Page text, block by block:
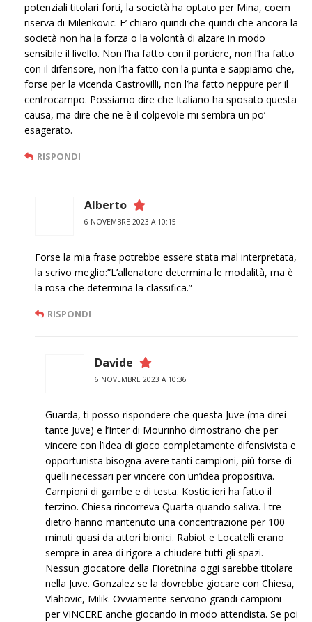
potenziali titolari forti, la società ha optato per Mina, coem
riserva di Milenkovic. E’ chiaro quindi che quindi che ancora la
società non ha la forza o la volontà di alzare in modo
sensibile il livello. Non l’ha fatto con il portiere, non l’ha fatto
con il difensore, non l’ha fatto con la punta e sappiamo che,
forse per la vicenda Castrovilli, non l’ha fatto neppure per il
centrocampo. Possiamo dire che Italiano ha sposato questa
causa, ma dire che ne è il colpevole mi sembra un po’
esagerato.
RISPONDI
Alberto
6 NOVEMBRE 2023 A 10:15
Forse la mia frase potrebbe essere stata mal interpretata,
la scrivo meglio:”L’allenatore determina le modalità, ma è
la rosa che determina la classifica.”
RISPONDI
Davide
6 NOVEMBRE 2023 A 10:36
Guarda, ti posso rispondere che questa Juve (ma direi
tante Juve) e l’Inter di Mourinho dimostrano che per
vincere con l’idea di gioco completamente difensivista e
opportunista bisogna avere tanti campioni, più forse di
quelli necessari per vincere con un’idea propositiva.
Campioni di gambe e di testa. Kostic ieri ha fatto il
terzino. Chiesa rincorreva Quarta quando saliva. I tre
dietro hanno mantenuto una concentrazione per 100
minuti quasi da attori bionici. Rabiot e Locatelli erano
sempre in area di rigore a chiudere tutti gli spazi.
Nessun giocatore della Fioretnina oggi sarebbe titolare
nella Juve. Gonzalez se la dovrebbe giocare con Chiesa,
Vlahovic, Milik. Ovviamente servono grandi campioni
per VINCERE anche giocando in modo attendista. Se poi